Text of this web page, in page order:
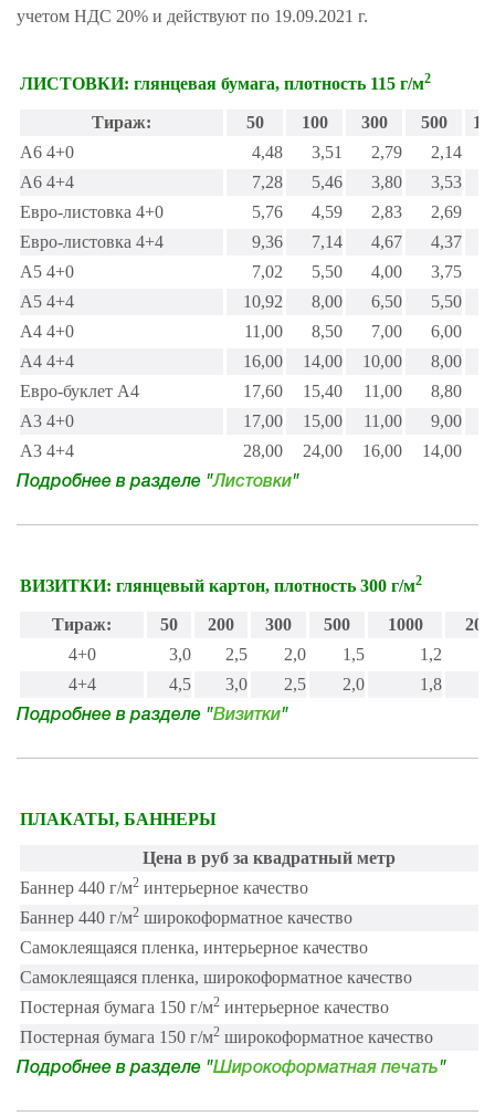
учетом НДС 20% и действуют по 19.09.2021 г.
ЛИСТОВКИ: глянцевая бумага, плотность 115 г/м2
Тираж: 50 100 300 500
А6 4+0
4,48 3,51 2,79 2,14
А6 4+4
7,28 5,46 3,80 3,53
Евро-листовка 4+0
5,76 4,59 2,83 2,69
Евро-листовка 4+4
9,36 7,14 4,67 4,37
А5 4+0
7,02 5,50 4,00 3,75
А5 4+4
10,92 8,00 6,50 5,50
А4 4+0
11,00 8,50 7,00 6,00
А4 4+4
16,00 14,00 10,00 8,00
Евро-буклет А4
17,60 15,40 11,00 8,80
А3 4+0
17,00 15,00 11,00 9,00
А3 4+4
28,00 24,00 16,00 14,00
Подробнее в разделе "Листовки"
ВИЗИТКИ: глянцевый картон, плотность 300 г/м2
Тираж: 50 200 300 500 1000
4+0
3,0 2,5 2,0 1,5
1,2
4+4
4,5 3,0 2,5 2,0 1,8
Подробнее в разделе "Визитки"
ПЛАКАТЫ, БАННЕРЫ
Цена в руб за квадратный метр
Баннер 440 г/м2 интерьерное качество
Баннер 440 г/м2 широкоформатное качество
Самоклеящаяся пленка, интерьерное качество
Самоклеящаяся пленка, широкоформатное качество
Постерная бумага 150 г/м2 интерьерное качество
Постерная бумага 150 г/м2 широкоформатное качество
Подробнее в разделе "Широкоформатная печать"